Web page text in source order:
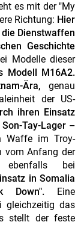
es mit der "My
Richtung: Hier
Dienstwaffen
Geschichte
Modelle dieser
Modell M16A2.
Ära,genau
der US-
ihren Einsatz
Tay-Lager –
Waffe im Troy-
vom Anfang der
ebenfalls bei
in Somalia
Down". Eine
gleichzeitig das
stellt der feste